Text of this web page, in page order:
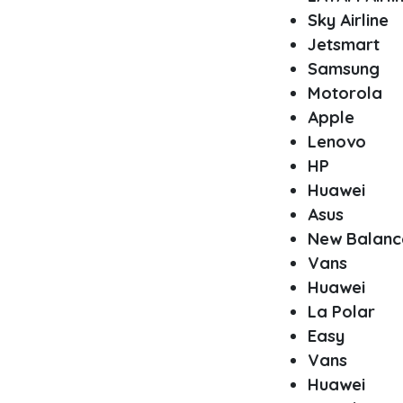
Sky Airline
Jetsmart
Samsung
Motorola
Apple
Lenovo
HP
Huawei
Asus
New
Vans
Huawei
La Polar
Easy
Vans
Huawei